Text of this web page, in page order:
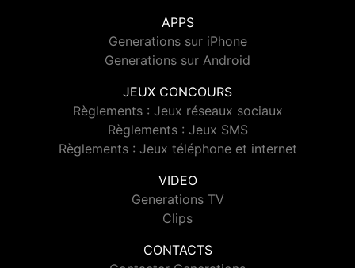
APPS
Generations sur iPhone
Generations sur Android
JEUX CONCOURS
Règlements : Jeux réseaux sociaux
Règlements : Jeux SMS
Règlements : Jeux téléphone et internet
VIDEO
Generations TV
Clips
CONTACTS